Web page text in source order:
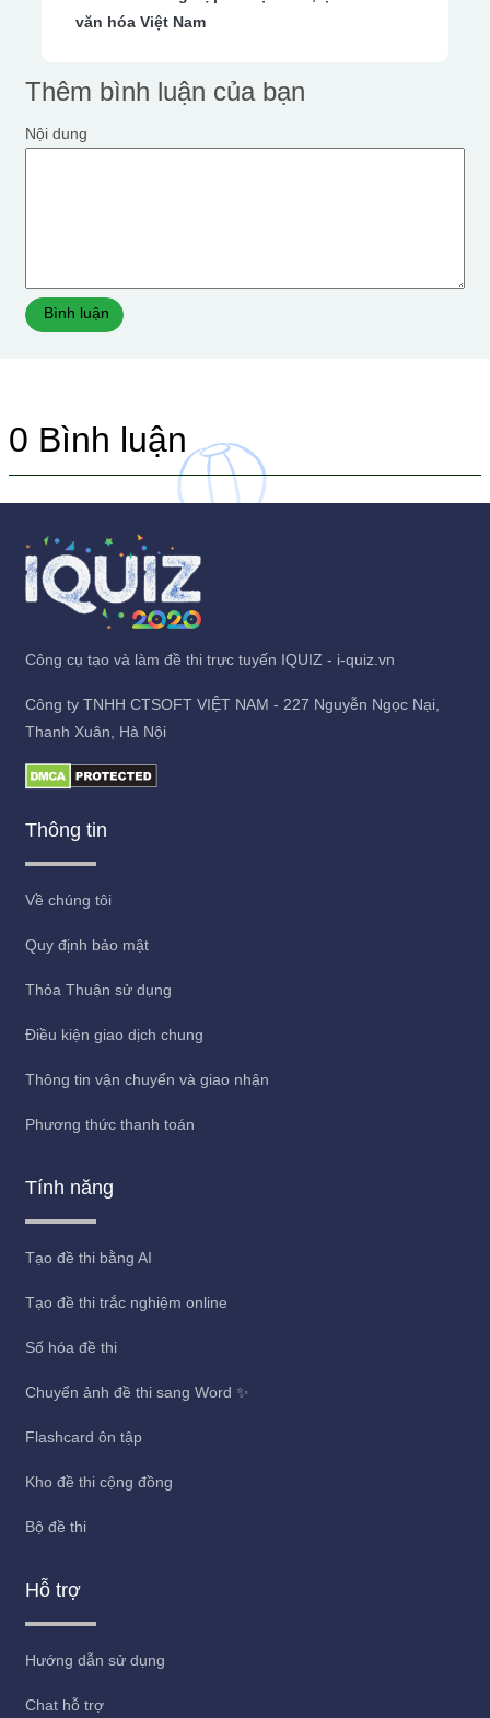
văn hóa Việt Nam
Thêm bình luận của bạn
Nội dung
Bình luận
0 Bình luận
Công cụ tạo và làm đề thi trực tuyến IQUIZ - i-quiz.vn
Công ty TNHH CTSOFT VIỆT NAM - 227 Nguyễn Ngọc Nại,
Thanh Xuân, Hà Nội
Thông tin
Về chúng tôi
Quy định bảo mật
Thỏa Thuận sử dụng
Điều kiện giao dịch chung
Thông tin vận chuyển và giao nhận
Phương thức thanh toán
Tính năng
Tạo đề thi bằng AI
Tạo đề thi trắc nghiệm online
Số hóa đề thi
Chuyển ảnh đề thi sang Word ✨
Flashcard ôn tập
Kho đề thi cộng đồng
Bộ đề thi
Hỗ trợ
Hướng dẫn sử dụng
Chat hỗ trợ